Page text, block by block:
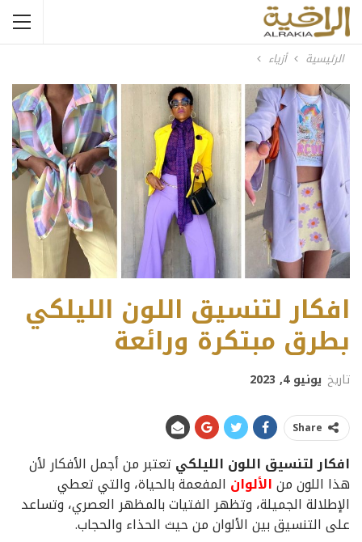
الرئيسية أزياء
افكار لتنسيق اللون الليلكي
بطرق مبتكرة ورائعة
تاريخ يونيو 4, 2023
Share
افكار لتنسيق اللون الليلكي تعتبر من أجمل الأفكار لأن
هذا اللون منالألوان المفعمة بالحياة، والتي تعطي
الإطلالة الجميلة، وتظهر الفتيات بالمظهر العصري، وتساعد
على التنسيق بين الألوان من حيث الحذاء والحجاب.